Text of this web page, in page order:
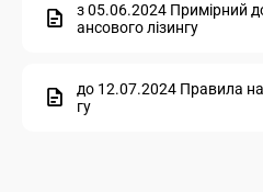
з 05.06.2024 Примірний
ансового лізингу
до 12.07.2024 Правила
гу